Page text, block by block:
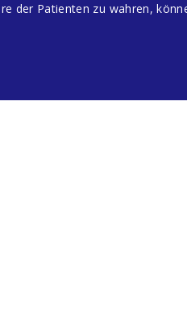
der Patienten zu wahren,